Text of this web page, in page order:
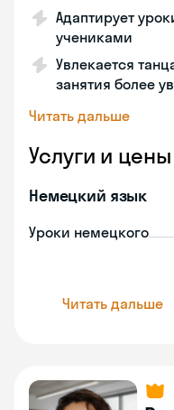
Адаптирует
учениками
Увлекается
занятия более
Читать дальше
Услуги и цены
Немецкий язык
Уроки немецкого
Читать дальше